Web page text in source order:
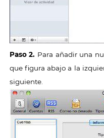
Paso 2. Para añadir una
que figura abajo a la
siguiente.